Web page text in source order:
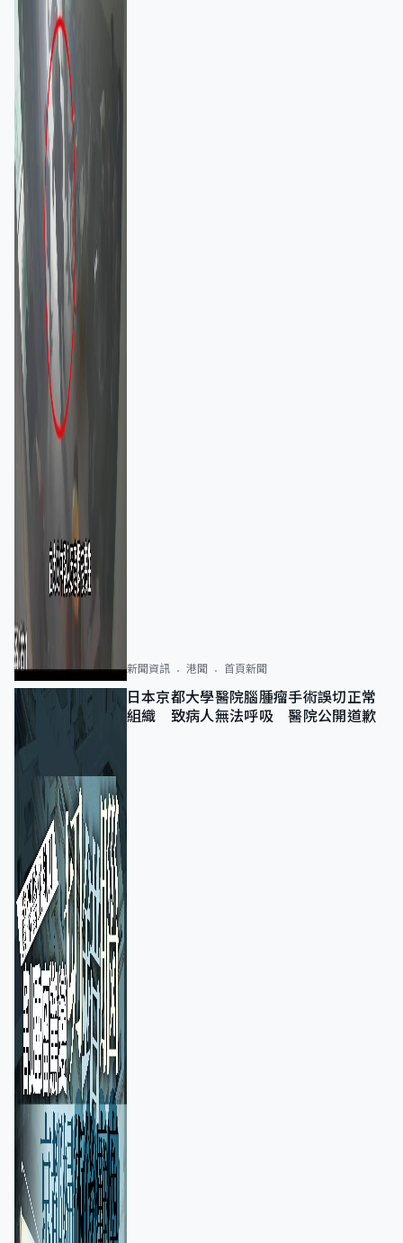
新聞資訊 港聞 首頁新聞
日本京都大學醫院腦腫瘤手術誤切正常
組織 致病人無法呼吸 醫院公開道歉